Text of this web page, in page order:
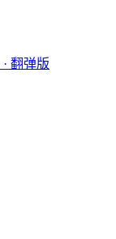
· 翻弹版